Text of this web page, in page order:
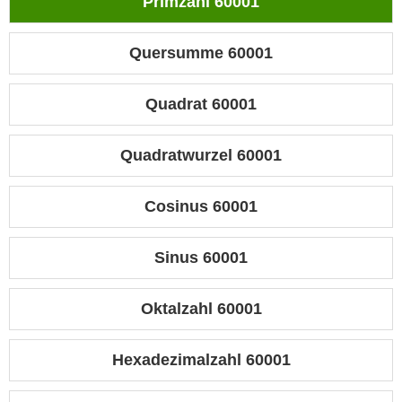
Quersumme 60001
Quadrat 60001
Quadratwurzel 60001
Cosinus 60001
Sinus 60001
Oktalzahl 60001
Hexadezimalzahl 60001